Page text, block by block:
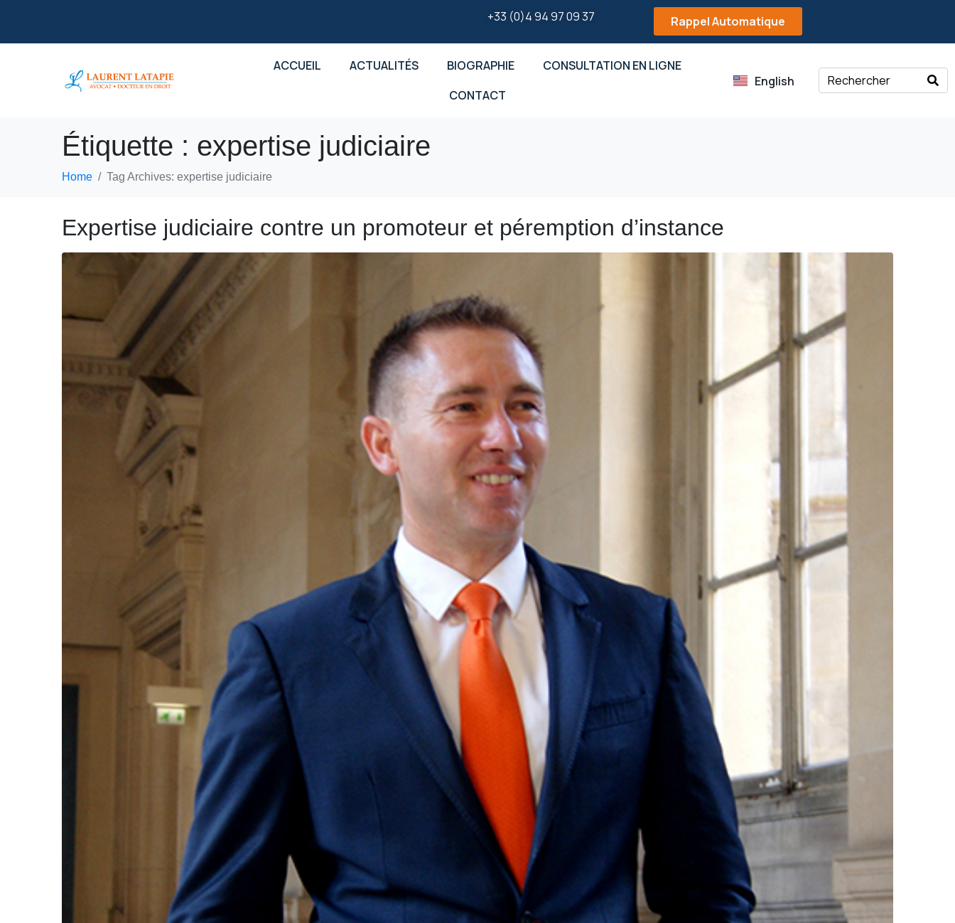
+33 (0)4 94 97 09 37 Rappel Automatique
ACCUEIL ACTUALITÉS BIOGRAPHIE
CONSULTATION EN LIGNE
CONTACT
English
Étiquette : expertise judiciaire
Home Tag Archives: expertise judiciaire
Expertise judiciaire contre un promoteur et péremption d’instance